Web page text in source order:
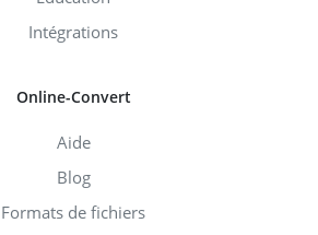
Intégrations
Online-Convert
Aide
Blog
Formats de fichiers